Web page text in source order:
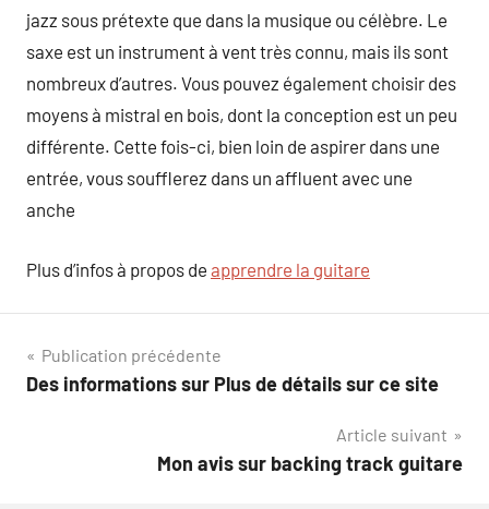
jazz sous prétexte que dans la musique ou célèbre. Le
saxe est un instrument à vent très connu, mais ils sont
nombreux d’autres. Vous pouvez également choisir des
moyens à mistral en bois, dont la conception est un peu
différente. Cette fois-ci, bien loin de aspirer dans une
entrée, vous soufflerez dans un affluent avec une
anche
Plus d’infos à propos de apprendre la guitare
Navigation
de
Publication précédente
Des informations sur Plus de détails sur ce site
Article suivant
Mon avis sur backing track guitare